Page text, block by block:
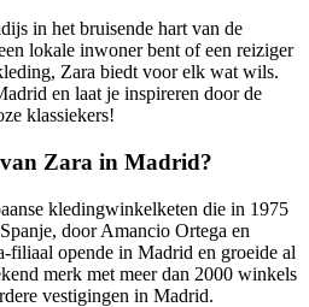
in het bruisende hart van de
lokale inwoner bent of een reiziger
Zara biedt voor elk wat wils.
en laat je inspireren door de
klassiekers!
van Zara in Madrid?
kledingwinkelketen die in 1975
door Amancio Ortega en
filiaal opende in Madrid en groeide al
merk met meer dan 2000 winkels
vestigingen in Madrid.